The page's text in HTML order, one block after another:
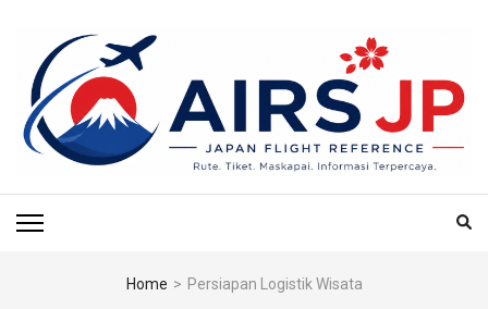
content
(Press
Enter)
AIRS JP – PUSAT
REFERENSI
PENERBANGAN & TIKET
Jepang, Air BnB Jepang,
Home > Persiapan Logistik Wisata